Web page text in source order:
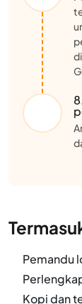
Pemandu
Kopi dan